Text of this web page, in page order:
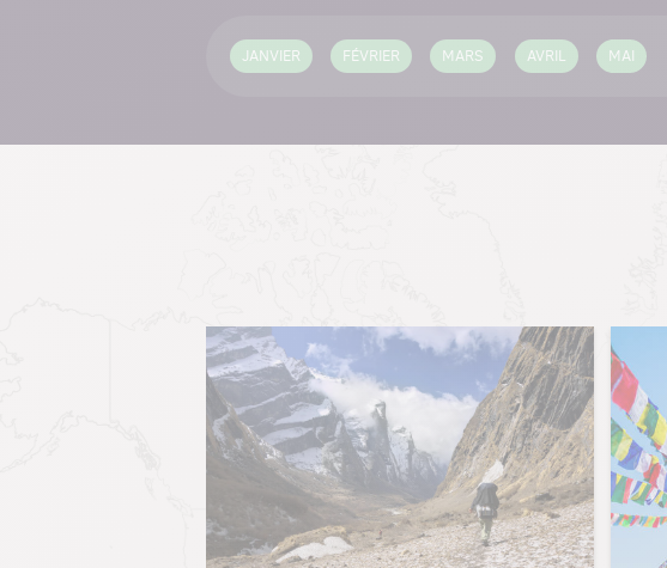
JANVIER FÉVRIER MARS AVRIL MAI